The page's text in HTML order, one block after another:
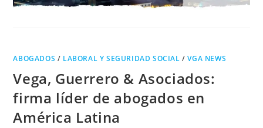
ABOGADOS / LABORAL Y SEGURIDAD SOCIAL /VGA NEWS
Vega, Guerrero & Asociados:
firma líder de abogados en
América Latina